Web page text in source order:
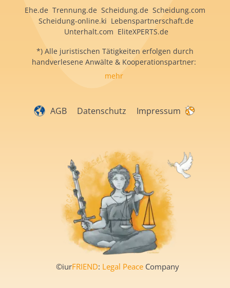
Ehe.de Trennung.de Scheidung.de Scheidung.com
Scheidung-online.ki Lebenspartnerschaft.de
Unterhalt.com EliteXPERTS.de
*) Alle juristischen Tätigkeiten erfolgen durch
handverlesene Anwälte & Kooperationspartner:
mehr
AGB Datenschutz Impressum
©iurFRIEND: Legal Peace Company